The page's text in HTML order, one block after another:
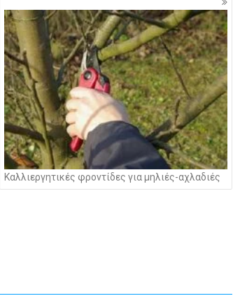
Καλλιεργητικές φροντίδες για μηλιές-αχλαδιές